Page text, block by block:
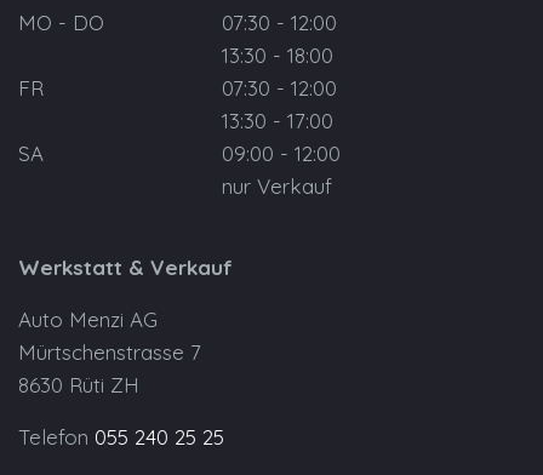
MO - DO
07:30 - 12:00
13:30 - 18:00
FR
07:30 - 12:00
13:30 - 17:00
SA
09:00 - 12:00
nur Verkauf
Werkstatt & Verkauf
Auto Menzi AG
Mürtschenstrasse 7
8630 Rüti ZH
Telefon 055 240 25 25